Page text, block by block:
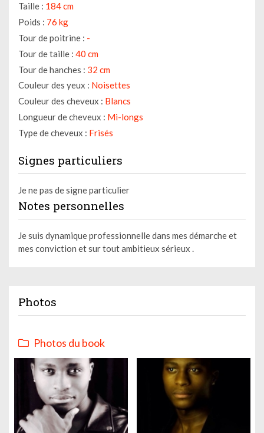
Taille : 184 cm
Poids : 76 kg
Tour de poitrine : -
Tour de taille : 40 cm
Tour de hanches : 32 cm
Couleur des yeux : Noisettes
Couleur des cheveux : Blancs
Longueur de cheveux : Mi-longs
Type de cheveux : Frisés
Signes particuliers
Je ne pas de signe particulier
Notes personnelles
Je suis dynamique professionnelle dans mes démarche et
mes conviction et sur tout ambitieux sérieux .
Photos
Photos du book